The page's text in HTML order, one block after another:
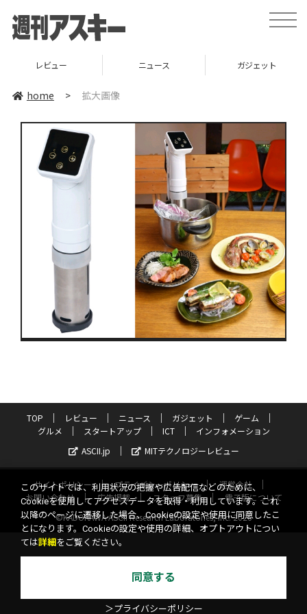
toggle
レビュー ニュース ガジェット
home > 拡大画像
TOP レビュー ニュース ガジェット
ゲーム
グルメ
スタートアップ ICT
インフォメーション
ASCII.jp
MITテクノロジーレビュー
サイトポリシー プライバシーポリシー
運営会社
お問い合わせ
広告掲載 スタッフ募集
電子版について
©KADOKAWA ASCII Research Laboratories, Inc. 2026
このサイトでは、利用状況の把握や広告配信などのために、
Cookieを使用してアクセスデータを取得・利用しています。これ
以降のページに遷移した場合、Cookieの設定や使用に同意したこ
とになります。Cookieの設定や使用の詳細、オプトアウトについ
ては詳細 をご覧ください。
同意する
＞プライバシーポリシー